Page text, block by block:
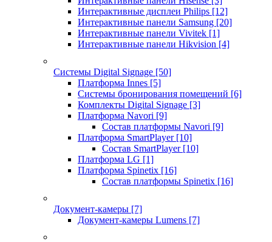
Интерактивные дисплеи Philips [12]
Интерактивные панели Samsung [20]
Интерактивные панели Vivitek [1]
Интерактивные панели Hikvision [4]
Системы Digital Signage [50]
Платформа Innes [5]
Системы бронирования помещений [6]
Комплекты Digital Signage [3]
Платформа Navori [9]
Состав платформы Navori [9]
Платформа SmartPlayer [10]
Состав SmartPlayer [10]
Платформа LG [1]
Платформа Spinetix [16]
Состав платформы Spinetix [16]
Документ-камеры [7]
Документ-камеры Lumens [7]